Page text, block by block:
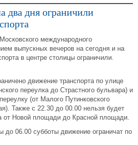
два дня ограничили
международного
выпускных вечеров на сегодня и на
в центре столицы ограничили.
движение транспорта по улице
переулка до Страстного бульвара) и
(от Малого Путинковского
Также с 22.30 до 00.00 нельзя будет
от Новой площади до Красной площади.
до 06.00 субботы движение ограничат по